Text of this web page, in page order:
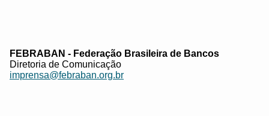
FEBRABAN - Federação Brasileira de Bancos
Diretoria de Comunicação
imprensa@febraban.org.br